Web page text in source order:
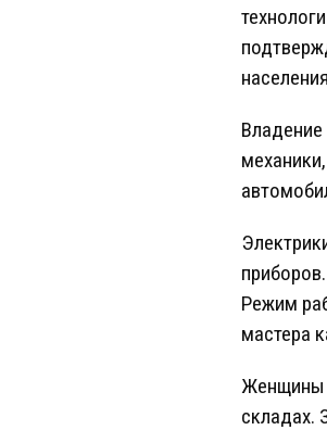
Режим
мастера
Женщины
складах.